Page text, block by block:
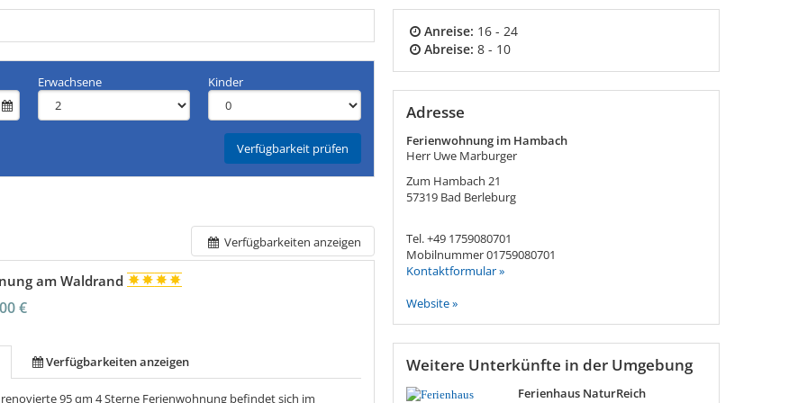
Erwachsene Kinder
Verfügbarkeit prüfen
Verfügbarkeiten anzeigen
am Waldrand
€
Verfügbarkeiten anzeigen
95 qm 4 Sterne Ferienwohnung befindet sich im
Anreise: 16 - 24
Abreise: 8 - 10
Adresse
Ferienwohnung im Hambach
Herr Uwe Marburger
Zum Hambach 21
57319 Bad Berleburg
Tel.+49 1759080701
Mobilnummer01759080701
Kontaktformular »
Website »
Weitere Unterkünfte in der Umgebung
Ferienhaus NaturReich